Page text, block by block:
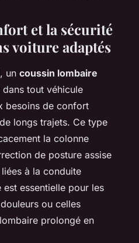
et la sécurité
voiture adaptés
un coussin lombaire
dans tout véhicule
besoins de confort
longs trajets. Ce type
la colonne
de posture assise
à la conduite
essentielle pour les
ou celles
prolongé en